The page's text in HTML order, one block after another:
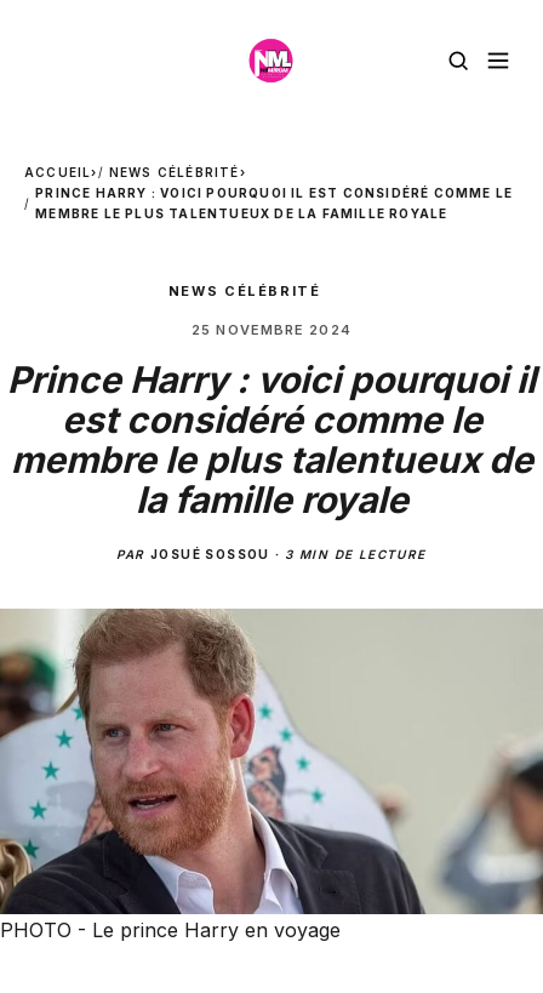
ACCUEIL› NEWS CÉLÉBRITÉ›
PRINCE HARRY : VOICI POURQUOI IL EST CONSIDÉRÉ COMME LE
MEMBRE LE PLUS TALENTUEUX DE LA FAMILLE ROYALE
NEWS CÉLÉBRITÉ
25 NOVEMBRE 2024
Prince Harry : voici pourquoi il
est considéré comme le
membre le plus talentueux de
la famille royale
PARJOSUÉ SOSSOU · 3 MIN DE LECTURE
PHOTO - Le prince Harry en voyage